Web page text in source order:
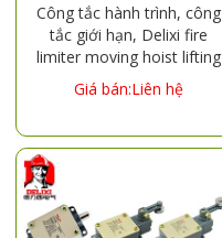
Công tắc hành trình, công
tắc giới hạn, Delixi fire
limiter moving hoist lifting
stroke LX44-40, LX44-20,
LX44-10
Giá bán:Liên hệ